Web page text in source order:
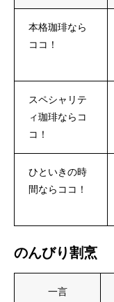
本格珈琲なら
ココ！
スペシャリテ
ィ珈琲ならコ
コ！
ひといきの時
間ならココ！
のんびり割烹
一言